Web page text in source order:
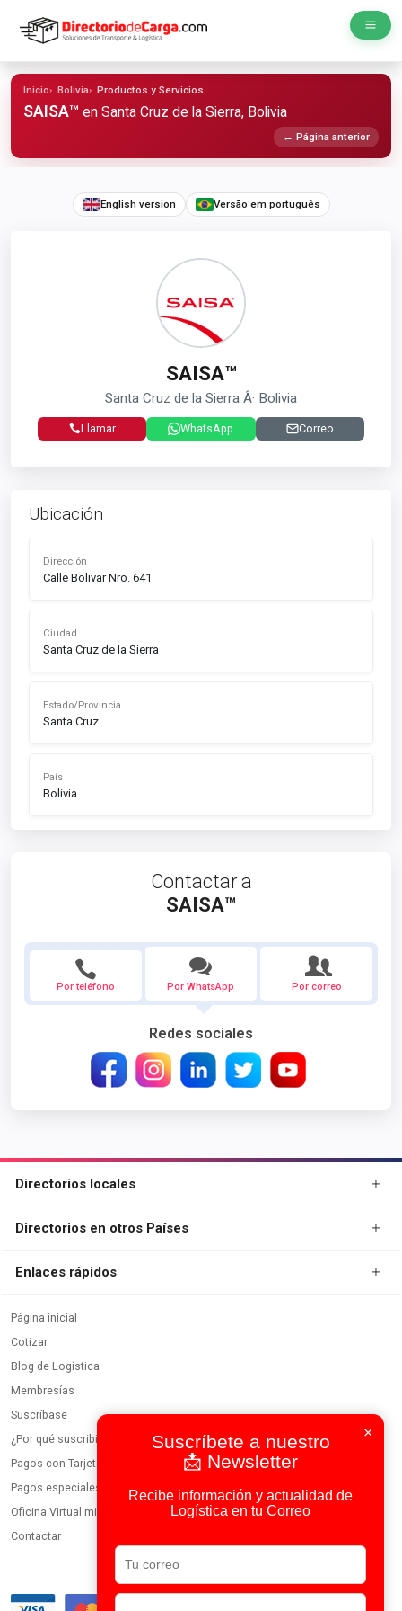
Inicio Bolivia Productos y Servicios
SAISA™ en Santa Cruz de la Sierra, Bolivia
← Página anterior
English version Versão em português
SAISA™
Santa Cruz de la Sierra Â· Bolivia
Llamar WhatsApp Correo
Ubicación
Dirección
Calle Bolivar Nro. 641
Ciudad
Santa Cruz de la Sierra
Estado/Provincia
Santa Cruz
País
Bolivia
Contactar a
SAISA™
Por teléfono Por WhatsApp Por correo
Redes sociales
×
Suscríbete a nuestro
📩 Newsletter
Recibe información y actualidad de
Logística en tu Correo
Directorios locales
Directorios en otros Países
Enlaces rápidos
Página inicial
Cotizar
Blog de Logística
Membresías
Suscríbase
¿Por qué suscribirse?
Pagos con Tarjeta
Pagos especiales
Oficina Virtual miembros
Contactar